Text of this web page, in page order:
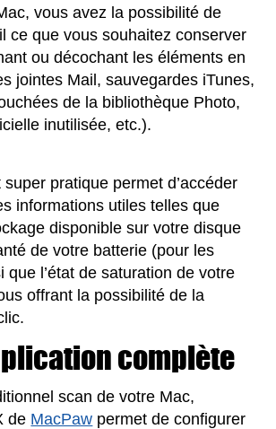
vous avez la possibilité de
ce que vous souhaitez conserver
ou décochant les éléments en
jointes Mail, sauvegardes iTunes,
de la bibliothèque Photo,
inutilisée, etc.).
pratique permet d’accéder
informations utiles telles que
disponible sur votre disque
de votre batterie (pour les
que l’état de saturation de votre
offrant la possibilité de la
complète
scan de votre Mac,
de MacPaw permet de configurer